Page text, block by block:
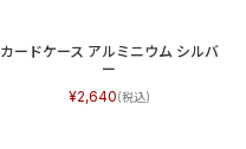
カードケース アルミニウム シルバ
ー
2,640